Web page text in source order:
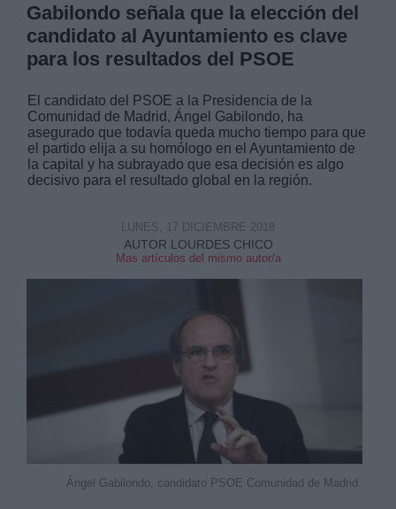
Gabilondo señala que la elección del
candidato al Ayuntamiento es clave
para los resultados del PSOE
El candidato del PSOE a la Presidencia de la
Comunidad de Madrid, Ángel Gabilondo, ha
asegurado que todavía queda mucho tiempo para que
el partido elija a su homólogo en el Ayuntamiento de
la capital y ha subrayado que esa decisión es algo
decisivo para el resultado global en la región.
AUTOR LOURDES CHICO
Mas artículos del mismo autor/a
LUNES, 17 DICIEMBRE 2018
Ángel Gabilondo, candidato PSOE Comunidad de Madrid.